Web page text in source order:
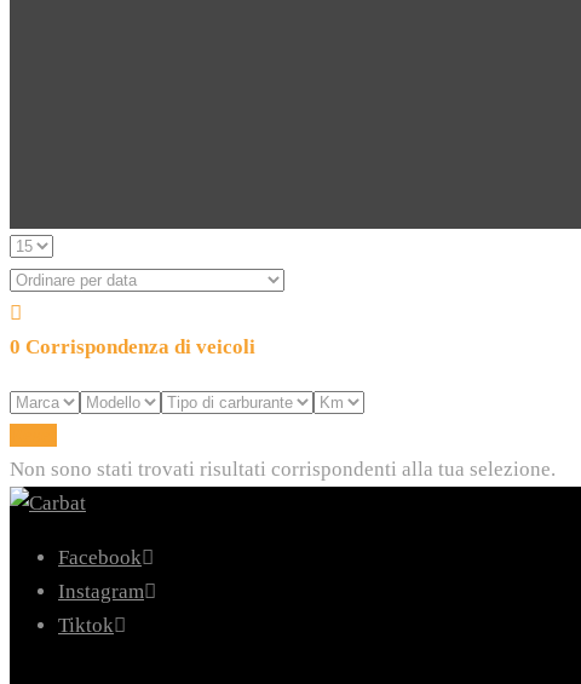
0 Corrispondenza di veicoli
Non sono stati trovati risultati corrispondenti alla tua selezione.
Facebook
Instagram
Tiktok